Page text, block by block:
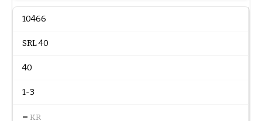
10466
SRL 40
40
1-3
– KR